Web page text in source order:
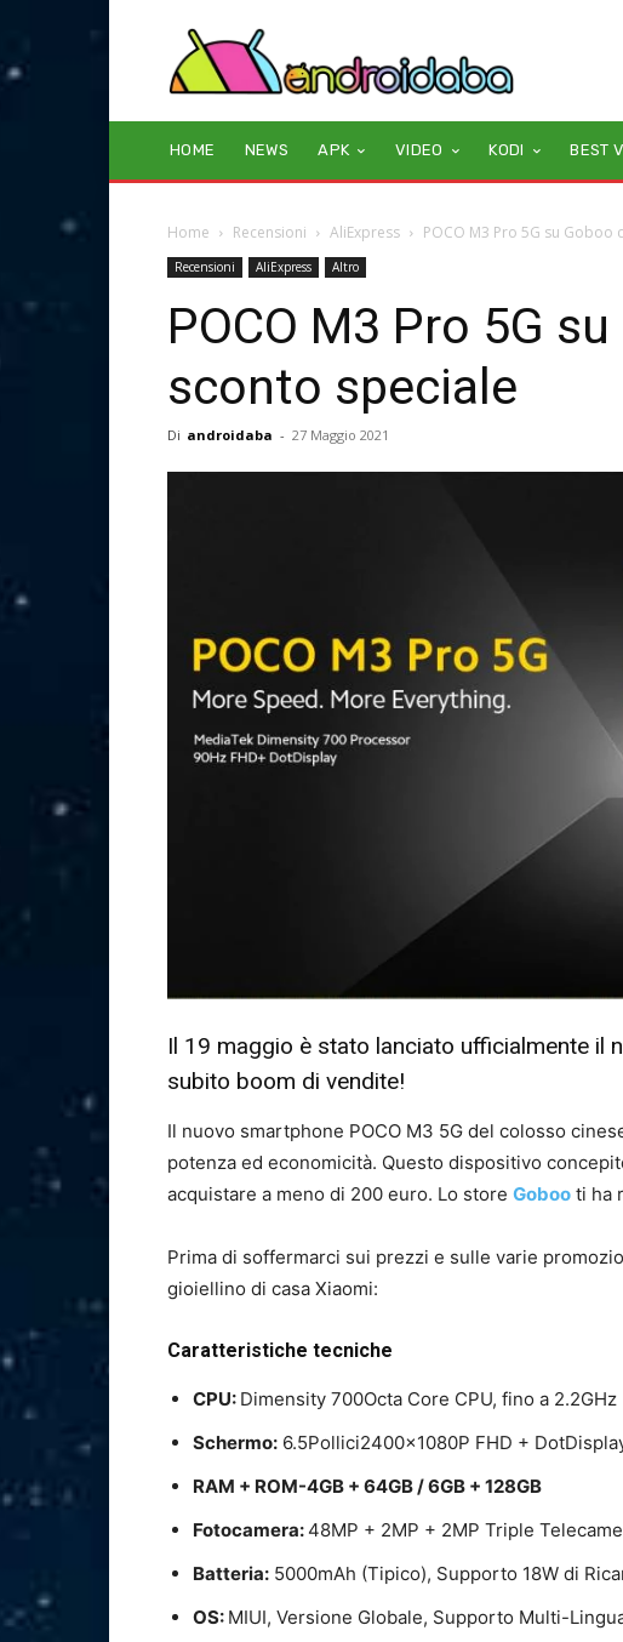
HOME NEWS APK VIDEO KODI BEST
Home Recensioni AliExpress POCO M3 Pro 5G su
Recensioni AliExpress Altro
POCO M3 Pro 5G
sconto speciale
Di androidaba - 27 Maggio 2021
Il 19 maggio è stato lanciato ufficialmente il
subito boom di vendite!
Il nuovo smartphone POCO M3 5G del colosso
potenza ed economicità. Questo dispositivo
acquistare a meno di 200 euro. Lo store Goboo ti ha
Prima di soffermarci sui prezzi e sulle varie
gioiellino di casa Xiaomi:
Caratteristiche tecniche
CPU: Dimensity 700Octa Core CPU, fino a 2.2GHz
Schermo: 6.5Pollici2400x1080P FHD +
RAM + ROM-4GB + 64GB / 6GB + 128GB
Fotocamera:48MP + 2MP + 2MP Triple
Batteria: 5000mAh (Tipico), Supporto 18W di
OS: MIUI, Versione Globale, Supporto Multi-